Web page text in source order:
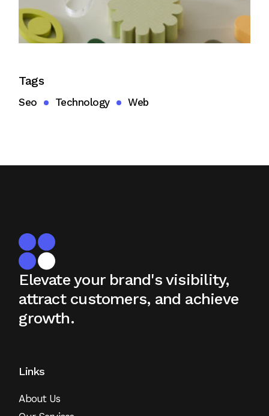
Tags
Seo Technology Web
Elevate your brand's visibility,
attract customers, and achieve
growth.
Links
About Us